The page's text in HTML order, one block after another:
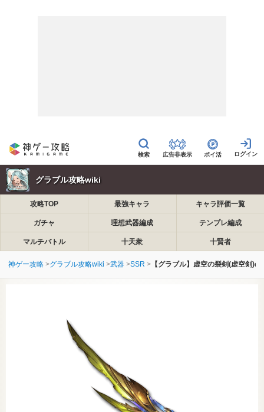
広告非表示 ポイ活
グラブル攻略wiki
攻略TOP 最強キャラ キャラ評価一覧
ガチャ 理想武器編成 テンプレ編成
マルチバトル 十天衆 十賢者
神ゲー攻略 グラブル攻略wiki 武器 SSR 【グラブル】虚空の裂剣(虚空剣)